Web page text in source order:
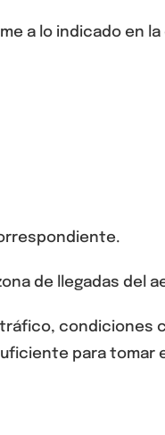
a lo indicado en la
de llegadas del
condiciones
para tomar